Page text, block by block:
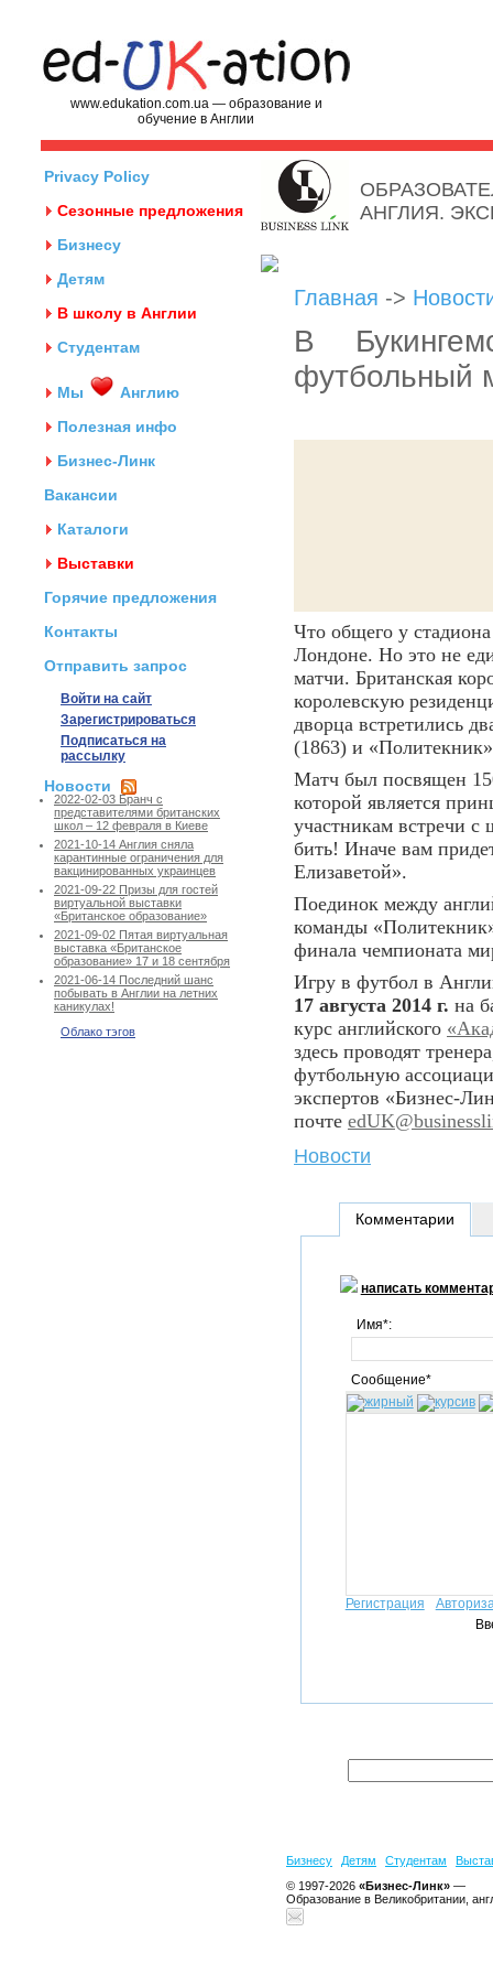
www.edukation.com.ua — образование и
обучение в Англии
Privacy Policy
Сезонные предложения
Бизнесу
Детям
В школу в Англии
Студентам
Мы
Англию
Полезная инфо
Бизнес-Линк
Вакансии
Каталоги
Выставки
Горячие предложения
Контакты
Отправить запрос
Войти на сайт
Зарегистрироваться
Подписаться на
рассылку
Новости
2022-02-03 Бранч с
представителями британских
школ – 12 февраля в Киеве
2021-10-14 Англия сняла
карантинные ограничения для
вакцинированных украинцев
2021-09-22 Призы для гостей
виртуальной выставки
«Британское образование»
2021-09-02 Пятая виртуальная
выставка «Британское
образование» 17 и 18 сентября
2021-06-14 Последний шанс
побывать в Англии на летних
каникулах!
Облако тэгов
АНГЛИЯ.
Главная ->
В
футбольный
Что общего у
Лондоне. Но это не
матчи. Британская
королевскую
дворца встретились
(1863) и
Матч был посвящен
которой является
участникам встречи
бить! Иначе вам
Елизаветой».
Поединок между
команды
финала чемпионата
Игру в футбол в
17 августа 2014 г. на
курс английского
здесь проводят
футбольную
экспертов «Бизнес-
почте
Новости
Комментарии
написать
Имя*:
Сообщение*
Регистрация
Бизнесу Детям Студентам
© 1997-2026 «Бизнес-Линк» —
Образование в Великобритании,